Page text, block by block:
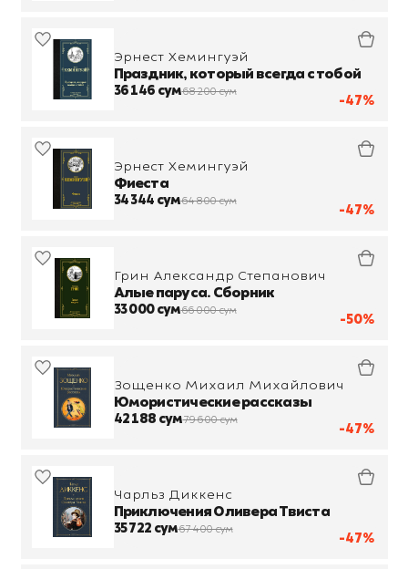
-47%
Эрнест Хемингуэй
Праздник, который всегда с тобой
36 146 сум68 200 сум
-47%
Эрнест Хемингуэй
Фиеста
34 344 сум64 800 сум
-50%
Грин Александр Степанович
Алые паруса. Сборник
33 000 сум66 000 сум
-47%
Зощенко Михаил Михайлович
Юмористические рассказы
42 188 сум79 600 сум
-47%
Чарльз Диккенс
Приключения Оливера Твиста
35 722 сум67 400 сум